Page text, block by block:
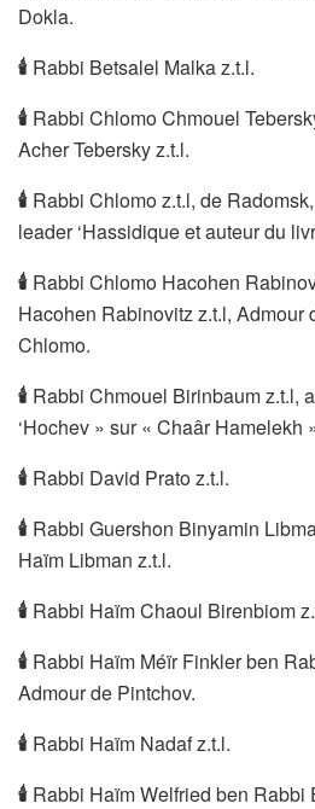
Dokla.
🕯 Rabbi Betsalel Malka z.t.l.
🕯 Rabbi Chlomo Chmouel
Acher Tebersky z.t.l.
🕯 Rabbi Chlomo z.t.l, de
leader ‘Hassidique et auteur du
🕯 Rabbi Chlomo Hacohen
Hacohen Rabinovitz z.t.l, Admour
Chlomo.
🕯 Rabbi Chmouel Birinbaum z.t.l,
‘Hochev » sur « Chaâr Hamelekh
🕯 Rabbi David Prato z.t.l.
🕯 Rabbi Guershon Binyamin
Haïm Libman z.t.l.
🕯 Rabbi Haïm Chaoul Birenbiom
🕯 Rabbi Haïm Méïr Finkler ben
Admour de Pintchov.
🕯 Rabbi Haïm Nadaf z.t.l.
🕯 Rabbi Haïm Welfried ben Rabbi